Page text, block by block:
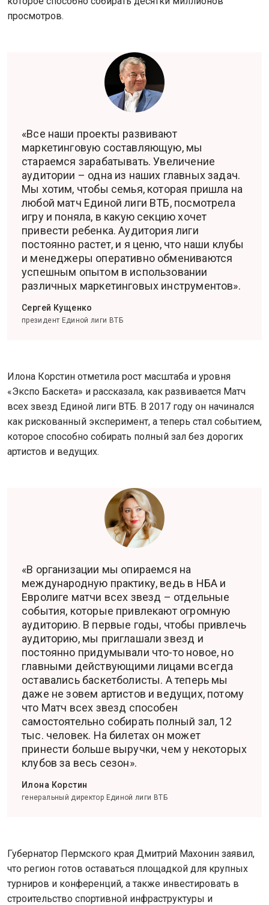
просмотров.
«Все наши проекты развивают
маркетинговую составляющую, мы
стараемся зарабатывать. Увеличение
аудитории – одна из наших главных задач.
Мы хотим, чтобы семья, которая пришла на
любой матч Единой лиги ВТБ, посмотрела
игру и поняла, в какую секцию хочет
привести ребенка. Аудитория лиги
постоянно растет, и я ценю, что наши клубы
и менеджеры оперативно обмениваются
успешным опытом в использовании
различных маркетинговых инструментов».
Сергей Кущенко
президент Единой лиги ВТБ
Илона Корстин отметила рост масштаба и уровня
«Экспо Баскета» и рассказала, как развивается Матч
всех звезд Единой лиги ВТБ. В 2017 году он начинался
как рискованный эксперимент, а теперь стал событием,
которое способно собирать полный зал без дорогих
артистов и ведущих.
«В организации мы опираемся на
международную практику, ведь в НБА и
Евролиге матчи всех звезд – отдельные
события, которые привлекают огромную
аудиторию. В первые годы, чтобы привлечь
аудиторию, мы приглашали звезд и
постоянно придумывали что-то новое, но
главными действующими лицами всегда
оставались баскетболисты. А теперь мы
даже не зовем артистов и ведущих, потому
что Матч всех звезд способен
самостоятельно собирать полный зал, 12
тыс. человек. На билетах он может
принести больше выручки, чем у некоторых
клубов за весь сезон».
Илона Корстин
генеральный директор Единой лиги ВТБ
Губернатор Пермского края Дмитрий Махонин заявил,
что регион готов оставаться площадкой для крупных
турниров и конференций, а также инвестировать в
строительство спортивной инфраструктуры и